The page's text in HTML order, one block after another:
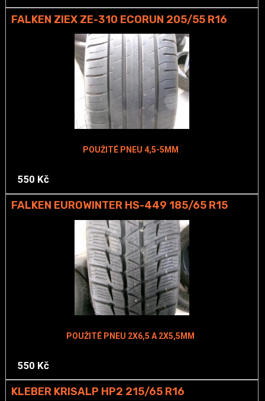
FALKEN ZIEX ZE-310 ECORUN 205/55 R16
POUŽITÉ PNEU 4,5-5MM
550 Kč
FALKEN EUROWINTER HS-449 185/65 R15
POUŽITÉ PNEU 2X6,5 A 2X5,5MM
550 Kč
KLEBER KRISALP HP2 215/65 R16